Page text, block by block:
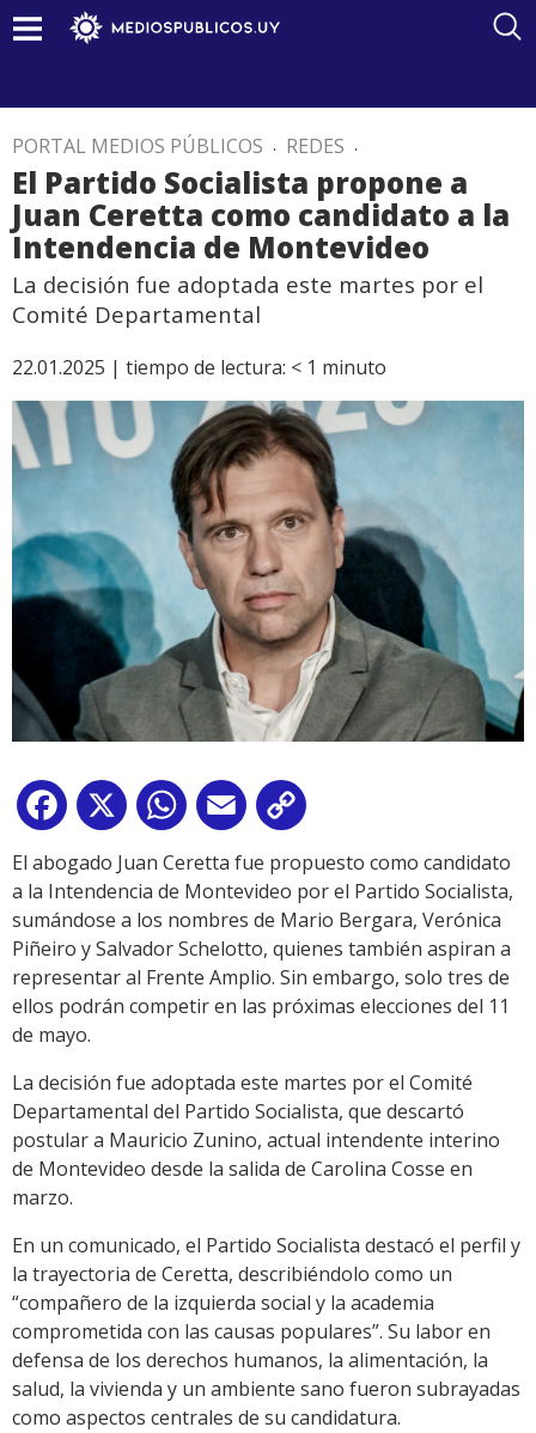
PORTAL MEDIOS PÚBLICOS . REDES .
El Partido Socialista propone a
Juan Ceretta como candidato a la
Intendencia de Montevideo
La decisión fue adoptada este martes por el
Comité Departamental
22.01.2025 | tiempo de lectura: < 1 minuto
Facebook
X WhatsApp
Email
Link
El abogado Juan Ceretta fue propuesto como candidato
a la Intendencia de Montevideo por el Partido Socialista,
sumándose a los nombres de Mario Bergara, Verónica
Piñeiro y Salvador Schelotto, quienes también aspiran a
representar al Frente Amplio. Sin embargo, solo tres de
ellos podrán competir en las próximas elecciones del 11
de mayo.
La decisión fue adoptada este martes por el Comité
Departamental del Partido Socialista, que descartó
postular a Mauricio Zunino, actual intendente interino
de Montevideo desde la salida de Carolina Cosse en
marzo.
En un comunicado, el Partido Socialista destacó el perfil y
la trayectoria de Ceretta, describiéndolo como un
“compañero de la izquierda social y la academia
comprometida con las causas populares”. Su labor en
defensa de los derechos humanos, la alimentación, la
salud, la vivienda y un ambiente sano fueron subrayadas
como aspectos centrales de su candidatura.